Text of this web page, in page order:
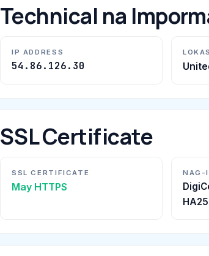
Technical na
IP ADDRESS
54.86.126.30
SSL Certificate
SSL CERTIFICATE
May HTTPS
NAG-